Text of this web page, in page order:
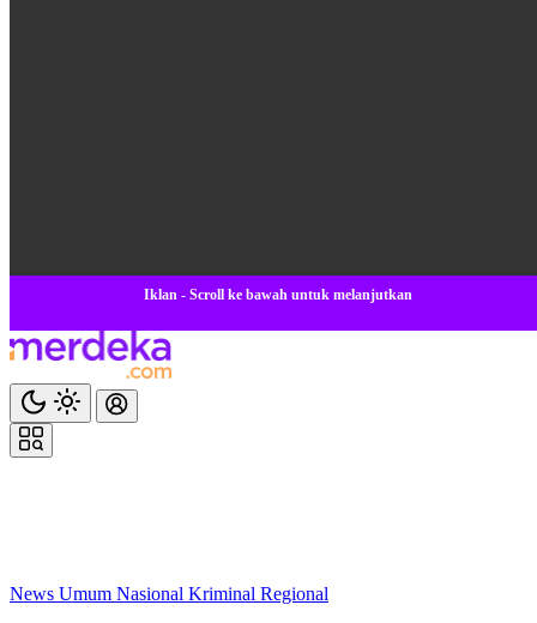
Iklan - Scroll ke bawah untuk melanjutkan
News Umum Nasional Kriminal Regional